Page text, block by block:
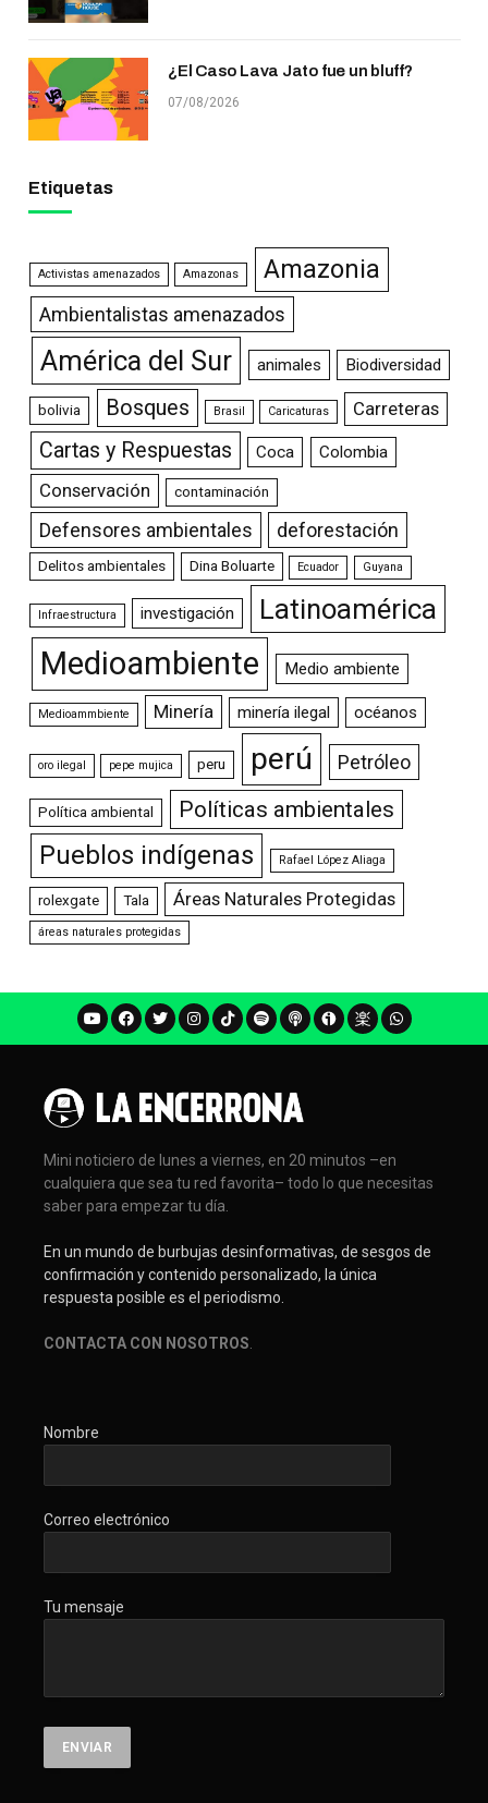
¿El Caso Lava Jato fue un bluff?
07/08/2026
Etiquetas
Activistas amenazados Amazonas Amazonia
Ambientalistas amenazados
América del Sur animales Biodiversidad
bolivia Bosques Brasil Caricaturas Carreteras
Cartas y Respuestas Coca Colombia
Conservación contaminación
Defensores ambientales deforestación
Delitos ambientales Dina Boluarte Ecuador Guyana
Infraestructura investigación Latinoamérica
Medioambiente Medio ambiente
Medioammbiente Minería minería ilegal océanos
oro ilegal pepe mujica peru perú Petróleo
Política ambiental Políticas ambientales
Pueblos indígenas Rafael López Aliaga
rolexgate Tala Áreas Naturales Protegidas
áreas naturales protegidas
Mini noticiero de lunes a viernes, en 20 minutos –en
cualquiera que sea tu red favorita– todo lo que necesitas
saber para empezar tu día.
En un mundo de burbujas desinformativas, de sesgos de
confirmación y contenido personalizado, la única
respuesta posible es el periodismo.
CONTACTA CON NOSOTROS.
Nombre
Correo electrónico
Tu mensaje